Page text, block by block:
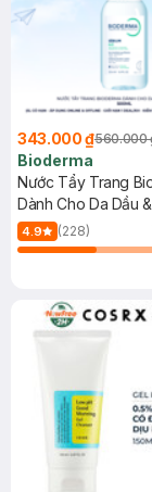
343.000 ₫560.000
Bioderma
Nước Tẩy Trang
Dành Cho Da Dầu
500ml
4.9 (228)